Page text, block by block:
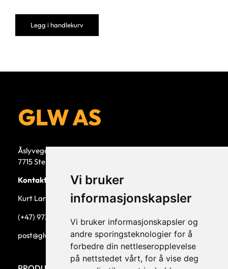
Vi bruker
informasjonskapsler
Vi bruker informasjonskapsler og
andre sporingsteknologier for å
forbedre din nettleseropplevelse
på nettstedet vårt, for å vise deg
Legg i handlekurv
Åslyvegen 5b
7715 Steinkjer
Kontaktperson
Kurt Larsen, daglig leder.
(+47) 973 33 332
post@glw.no